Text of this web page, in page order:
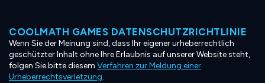
COOLMATH GAMES DATENSCHUTZRICHTLINIE
Wenn Sie der Meinung sind, dass Ihr eigener urheberrechtlich
geschützter Inhalt ohne Ihre Erlaubnis auf unserer Website steht,
folgen Sie bitte diesem Verfahren zur Meldung einer
Urheberrechtsverletzung.